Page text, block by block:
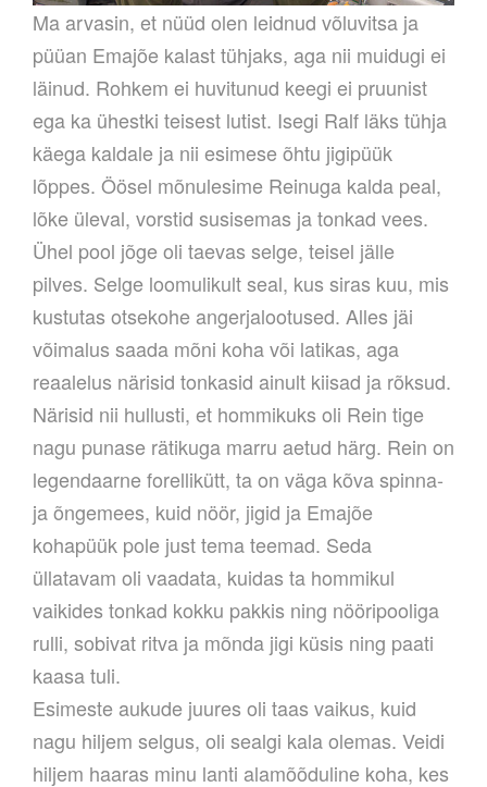
Ma arvasin, et nüüd olen leidnud võluvitsa ja
püüan Emajõe kalast tühjaks, aga nii muidugi ei
läinud. Rohkem ei huvitunud keegi ei pruunist
ega ka ühestki teisest lutist. Isegi Ralf läks tühja
käega kaldale ja nii esimese õhtu jigipüük
lõppes. Öösel mõnulesime Reinuga kalda peal,
lõke üleval, vorstid susisemas ja tonkad vees.
Ühel pool jõge oli taevas selge, teisel jälle
pilves. Selge loomulikult seal, kus siras kuu, mis
kustutas otsekohe angerjalootused. Alles jäi
võimalus saada mõni koha või latikas, aga
reaalelus närisid tonkasid ainult kiisad ja rõksud.
Närisid nii hullusti, et hommikuks oli Rein tige
nagu punase rätikuga marru aetud härg. Rein on
legendaarne forellikütt, ta on väga kõva spinna-
ja õngemees, kuid nöör, jigid ja Emajõe
kohapüük pole just tema teemad. Seda
üllatavam oli vaadata, kuidas ta hommikul
vaikides tonkad kokku pakkis ning nööripooliga
rulli, sobivat ritva ja mõnda jigi küsis ning paati
kaasa tuli.
Esimeste aukude juures oli taas vaikus, kuid
nagu hiljem selgus, oli sealgi kala olemas. Veidi
hiljem haaras minu lanti alamõõduline koha, kes